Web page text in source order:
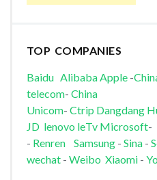
TOP COMPANIES
Baidu AlibabaApple-
telecom- China
Unicom- Ctrip Dangdang
JD lenovo leTv Microsoft-
- Renren Samsung- Sina-
wechat - Weibo Xiaomi-